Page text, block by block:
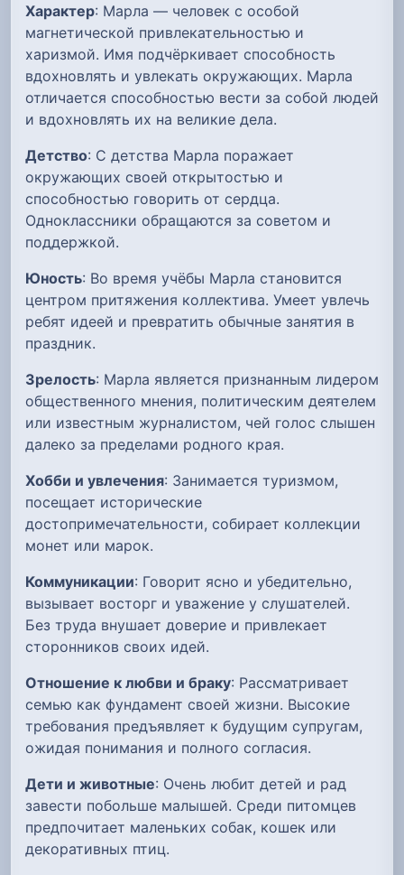
Характер: Марла — человек с особой
магнетической привлекательностью и
харизмой. Имя подчёркивает способность
вдохновлять и увлекать окружающих. Марла
отличается способностью вести за собой людей
и вдохновлять их на великие дела.
Детство: С детства Марла поражает
окружающих своей открытостью и
способностью говорить от сердца.
Одноклассники обращаются за советом и
поддержкой.
Юность: Во время учёбы Марла становится
центром притяжения коллектива. Умеет увлечь
ребят идеей и превратить обычные занятия в
праздник.
Зрелость: Марла является признанным лидером
общественного мнения, политическим деятелем
или известным журналистом, чей голос слышен
далеко за пределами родного края.
Хобби и увлечения: Занимается туризмом,
посещает исторические
достопримечательности, собирает коллекции
монет или марок.
Коммуникации: Говорит ясно и убедительно,
вызывает восторг и уважение у слушателей.
Без труда внушает доверие и привлекает
сторонников своих идей.
Отношение к любви и браку: Рассматривает
семью как фундамент своей жизни. Высокие
требования предъявляет к будущим супругам,
ожидая понимания и полного согласия.
Дети и животные: Очень любит детей и рад
завести побольше малышей. Среди питомцев
предпочитает маленьких собак, кошек или
декоративных птиц.